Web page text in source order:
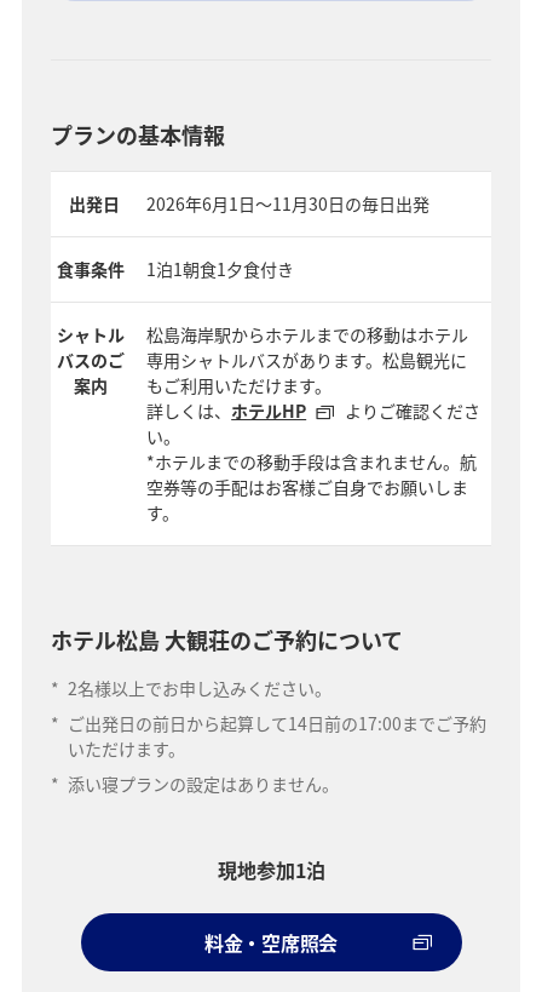
プランの基本情報
出発日 2026年6月1日～11月30日の毎日出発
食事条件 1泊1朝食1夕食付き
シャトル
バスのご
案内
松島海岸駅からホテルまでの移動はホテル
専用シャトルバスがあります。松島観光に
もご利用いただけます。
詳しくは、 ホテルHP
よりご確認くださ
い。
*ホテルまでの移動手段は含まれません。航
空券等の手配はお客様ご自身でお願いしま
す。
ホテル松島 大観荘のご予約について
* 2名様以上でお申し込みください。
* ご出発日の前日から起算して14日前の17:00までご予約
いただけます。
* 添い寝プランの設定はありません。
現地参加1泊
料金・空席照会